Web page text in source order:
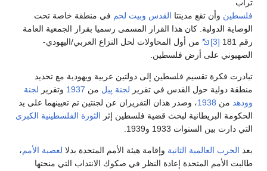
تقع مدينتاالقدس وبيت لحمفي منطقة خاصة تحت
كان هذا القرار المسمى رسميا بقرار الجمعية العامة
من أول المحاولات لحل النزاع العربي/اليهودي-
على أرض فلسطين.
تقسيم فلسطين إلى دولتين عربية ويهودية مع تحديد
حول القدس في تقريرلجنة پيلمن 1937وتقريرلجنة
1938، وصدر هذان التقريران عن لجنتين تم تعيينهما على يد
لبحث قضية فلسطين إثر الثورة الفلسطينية الكبرى
1933 و1939.
الثانيةوإقامة هيئة الأمم المتحدة بدلالعصبة الأمم،
المتحدة إعادة النظر في صكوك الانتداب التي منحتها